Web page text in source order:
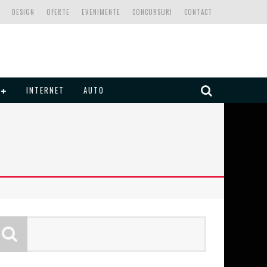
CONTACT
CONCURSURI
EVENIMENTE
OFERTE
DESIGN
INTERNET AUTO